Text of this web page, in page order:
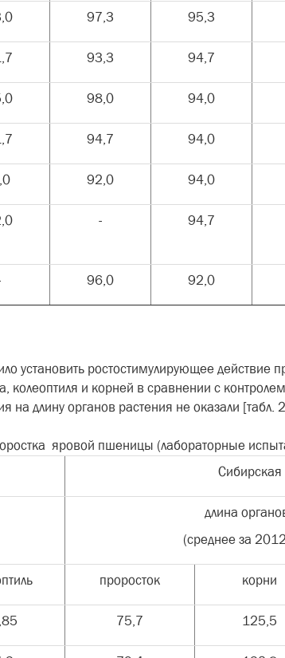
97,3 95,3
93,3 94,7
98,0 94,0
94,7 94,0
92,0 94,0
- 94,7
96,0 92,0
установить ростостимулирующее действие
колеоптиля и корней в сравнении с
на длину органов растения не оказали [табл.
яровой пшеницы (лабораторные
длина
(среднее за
проросток корни
75,7 125,5